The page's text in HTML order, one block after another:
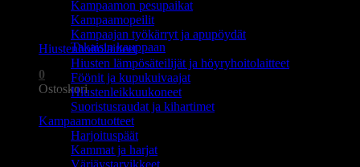
Ostoskori on tyhjä.
Takaisin kauppaan
0
Ostoskori
Kampaamon pesupaikat
Kampaamopeilit
Kampaajan työkärryt ja apupöydät
Hiustenhoitolaitteet
Hiusten lämpösäteilijät ja höyryhoitolaitteet
Föönit ja kupukuivaajat
Hiustenleikkuukoneet
Suoristusraudat ja kihartimet
Kampaamotuotteet
Harjoituspäät
Kammat ja harjat
Värjäystarvikkeet